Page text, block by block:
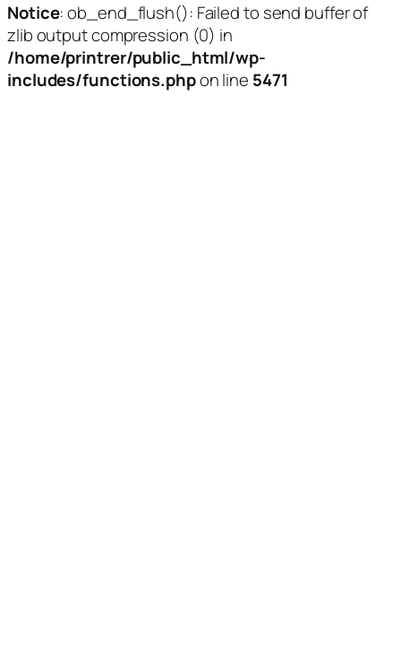
Notice: ob_end_flush(): Failed to send buffer of
zlib output compression (0) in
/home/printrer/public_html/wp-
includes/functions.phpon line 5471